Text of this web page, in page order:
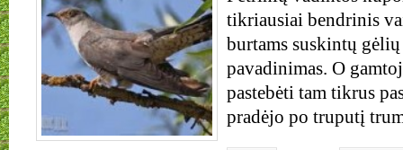
tikriausiai bendrinis
burtams suskintų
pavadinimas. O
pastebėti tam tikrus
pradėjo po truputį